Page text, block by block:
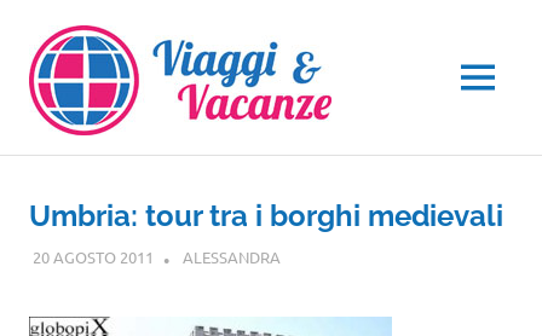
contenuto
MENU
Umbria: tour tra i borghi medievali
20 AGOSTO 2011 ALESSANDRA